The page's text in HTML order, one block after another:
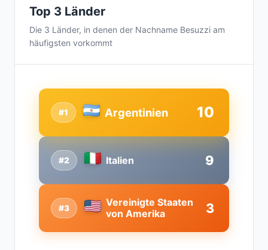
Top 3 Länder
Die 3 Länder, in denen der Nachname Besuzzi am
häufigsten vorkommt
#2 Italien 9
#1 Argentinien 10
#3
Vereinigte Staaten
von Amerika
3